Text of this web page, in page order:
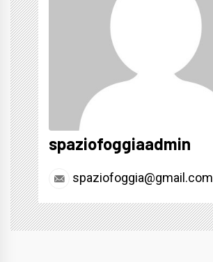
spaziofoggiaadmin
spaziofoggia@gmail.com